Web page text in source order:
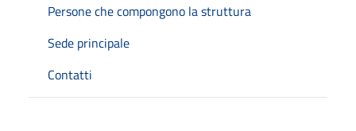
Persone che compongono la struttura
Sede principale
Contatti